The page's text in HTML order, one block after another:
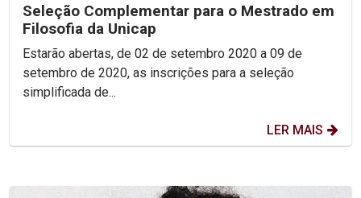
Seleção Complementar para o Mestrado em
Filosofia da Unicap
Estarão abertas, de 02 de setembro 2020 a 09 de
setembro de 2020, as inscrições para a seleção
simplificada de...
LER MAIS